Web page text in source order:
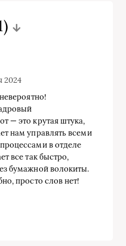
2024
— это крутая штука,
нам управлять всеми
в отделе
все так быстро,
бумажной волокиты.
просто слов нет!